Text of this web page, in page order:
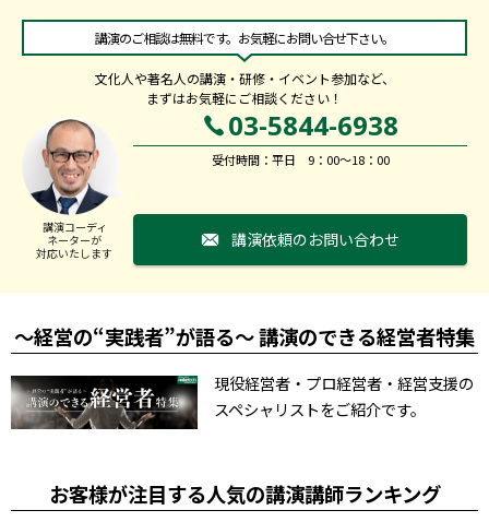
講演のご相談は無料です。お気軽にお問い合せ下さい。
文化人や著名人の講演・研修・イベント参加など、
まずはお気軽にご相談ください！
講演コーディ
ネーターが
対応いたします
03-5844-6938
受付時間：平日 9：00～18：00
講演依頼のお問い合わせ
～経営の“実践者”が語る～ 講演のできる経営者特集
現役経営者・プロ経営者・経営支援の
スペシャリストをご紹介です。
お客様が注目する人気の講演講師ランキング